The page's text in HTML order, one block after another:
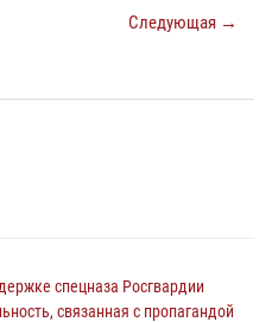
Следующая →
спецназа Росгвардии
связанная с пропагандой